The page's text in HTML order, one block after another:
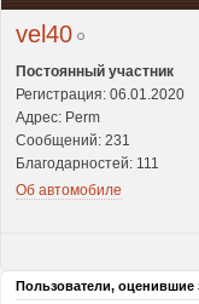
vel40
Постоянный участник
Регистрация: 06.01.2020
Адрес: Perm
Сообщений: 231
Благодарностей: 111
Об автомобиле
Пользователи, оценившие